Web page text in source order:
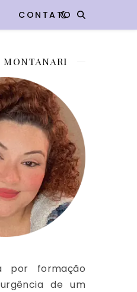
CONTATO
por formação
de um